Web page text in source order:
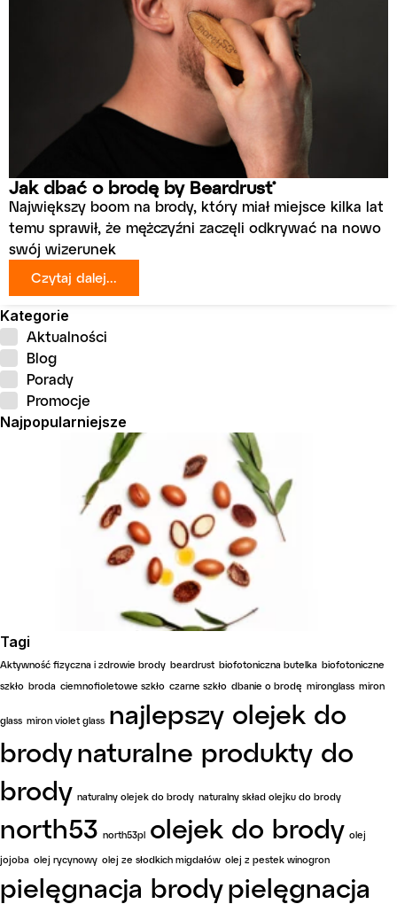
Jak dbać o brodę by Beardrust®
Największy boom na brody, który miał miejsce kilka lat
temu sprawił, że mężczyźni zaczęli odkrywać na nowo
swój wizerunek
Czytaj dalej...
Kategorie
Aktualności
Blog
Porady
Promocje
Najpopularniejsze
Tagi
Aktywność fizyczna i zdrowie brody beardrust biofotoniczna butelka biofotoniczne
szkło broda ciemnofioletowe szkło czarne szkło dbanie o brodę mironglass miron
glass miron violet glass najlepszy olejek do
brodynaturalne produkty do
brody naturalny olejek do brody naturalny skład olejku do brody
north53 north53pl olejek do brody olej
jojoba olej rycynowy olej ze słodkich migdałów olej z pestek winogron
pielęgnacja brodypielęgnacja